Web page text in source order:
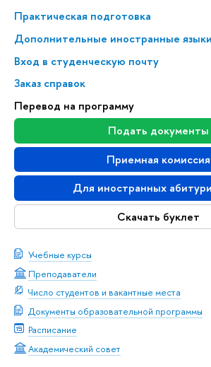
Практическая подготовка
Дополнительные иностранные языки
Вход в студенческую почту
Заказ справок
Перевод на программу
Подать документы
Приемная комиссия
Для иностранных
Скачать буклет
Учебные курсы
Преподаватели
Число студентов и вакантные места
Документы образовательной программы
Расписание
Академический совет